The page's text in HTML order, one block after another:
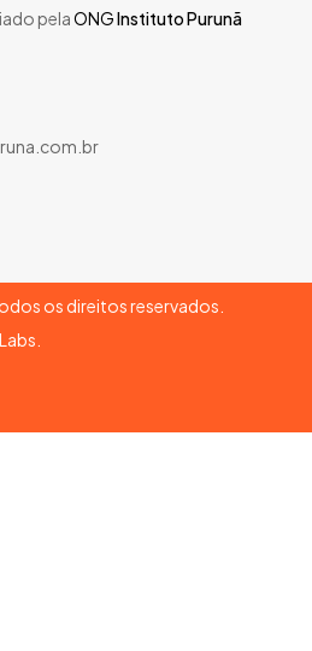
pelaONGInstituto Purunã
os direitos reservados.